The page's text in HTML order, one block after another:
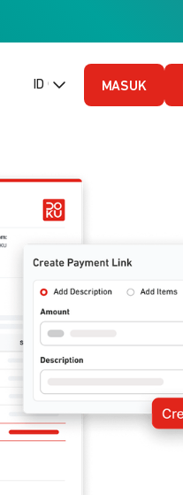
ID (Bahasa Indonesia)
MASUK